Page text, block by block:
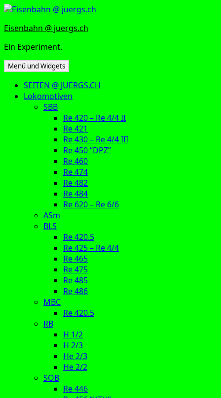
Zum
springen
Eisenbahn @ juergs.ch
Ein Experiment.
Menü und Widgets
SEITEN @ JUERGS.CH
Lokomotiven
SBB
Re 420 – Re 4/4 II
Re 421
Re 430 – Re 4/4 III
Re 450 “DPZ”
Re 460
Re 474
Re 482
Re 484
Re 620 – Re 6/6
ASm
BLS
Re 420.5
Re 425 – Re 4/4
Re 465
Re 475
Re 485
Re 486
MBC
Re 420.5
RB
H 1/2
H 2/3
He 2/3
He 2/2
SOB
Re 446